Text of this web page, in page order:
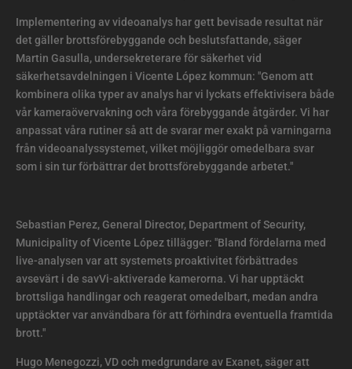
Implementering av videoanalys har gett bevisade resultat när
det gäller brottsförebyggande och beslutsfattande, säger
Martin Gasulla, undersekreterare för säkerhet vid
säkerhetsavdelningen i Vicente López kommun: "Genom att
kombinera olika typer av analys har vi lyckats effektivisera både
vår kameraövervakning och våra förebyggande åtgärder. Vi har
anpassat våra rutiner så att de svarar mer exakt på varningarna
från videoanalyssystemet, vilket möjliggör omedelbara svar
som i sin tur förbättrar det brottsförebyggande arbetet."
Sebastian Perez, General Director, Department of Security,
Municipality of Vicente López tillägger: "Bland fördelarna med
live-analysen var att systemets proaktivitet förbättrades
avsevärt i de savVi-aktiverade kamerorna. Vi har upptäckt
brottsliga handlingar och reagerat omedelbart, medan andra
upptäckter var användbara för att förhindra eventuella framtida
brott."
Hugo Menegozzi, VD och medgrundare av Exanet, säger att